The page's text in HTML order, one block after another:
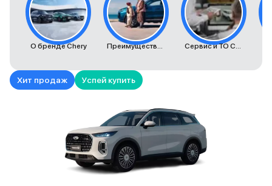
О бренде Chery Преимущества автомобилей Chery Сервис и ТО Chery
Хит продаж Успей купить